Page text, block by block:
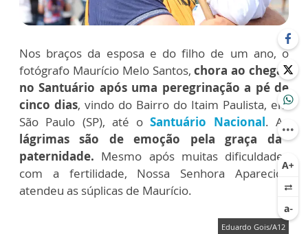
Nos braços da esposa e do filho de um ano, o
fotógrafo Maurício Melo Santos,chora ao chegar
no Santuário após uma peregrinação a pé de
cinco dias, vindo do Bairro do Itaim Paulista, em
São Paulo (SP), até oSantuário Nacional. As
lágrimas são de emoção pela graça da
paternidade. Mesmo após muitas dificuldades
com a fertilidade, Nossa Senhora Aparecida
atendeu as súplicas de Maurício.
Eduardo Gois/A12